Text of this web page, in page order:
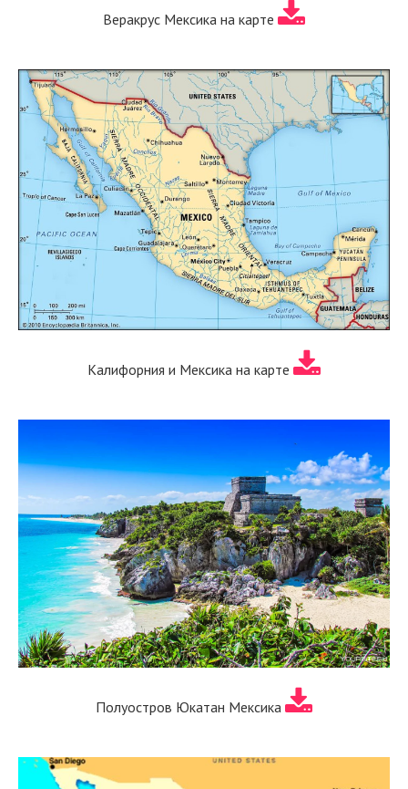
Веракрус Мексика на карте
Калифорния и Мексика на карте
Полуостров Юкатан Мексика